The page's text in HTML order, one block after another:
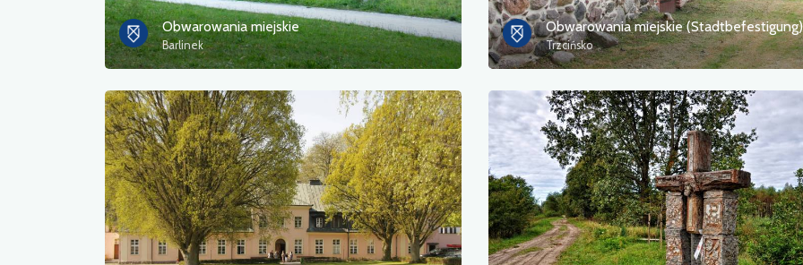
Obwarowania miejskie
Barlinek
Obwarowania miejskie (Stadtbefestigung)
Trzcińsko